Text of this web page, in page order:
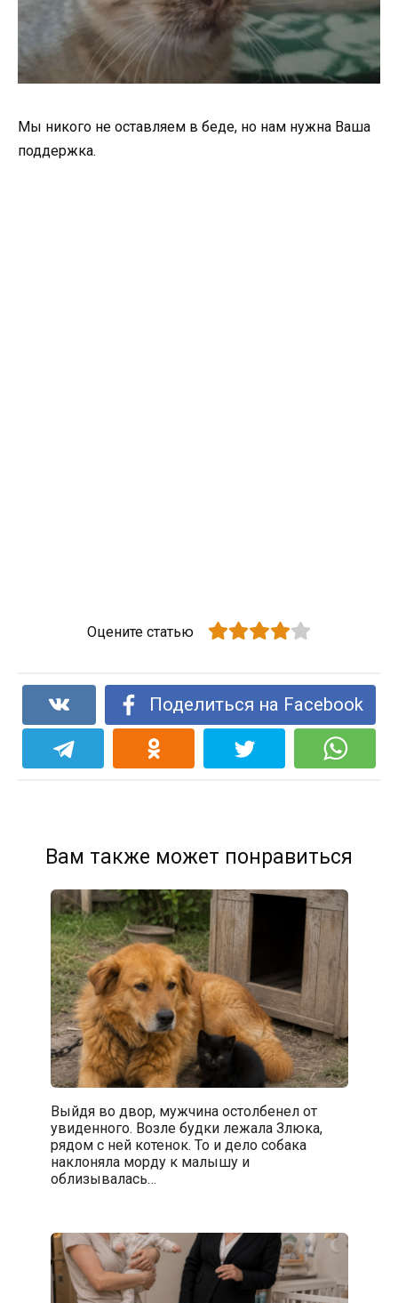
Мы никого не оставляем в беде, но нам нужна Ваша
поддержка.
Оцените статью
Поделиться на Facebook
Вам также может понравиться
Выйдя во двор, мужчина остолбенел от
увиденного. Возле будки лежала Злюка,
рядом с ней котенок. То и дело собака
наклоняла морду к малышу и
облизывалась…